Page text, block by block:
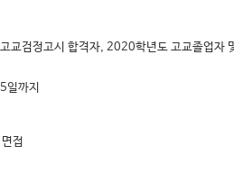
교검정고시 합격자, 2020학년도 고교졸업자
까지
접